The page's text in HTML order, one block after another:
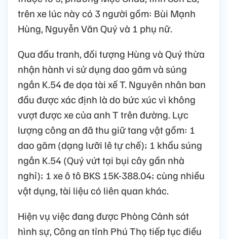
trên xe lúc này có 3 người gồm: Bùi Mạnh
Hùng, Nguyễn Văn Quý và 1 phụ nữ.
Qua đấu tranh, đối tượng Hùng và Quý thừa
nhận hành vi sử dụng dao găm và súng
ngắn K.54 đe dọa tài xế T. Nguyên nhân ban
đầu được xác định là do bức xúc vì không
vượt được xe của anh T trên đường. Lực
lượng công an đã thu giữ tang vật gồm: 1
dao găm (dạng lưỡi lê tự chế); 1 khẩu súng
ngắn K.54 (Quý vứt tại bụi cây gần nhà
nghỉ); 1 xe ô tô BKS 15K-388.04; cùng nhiều
vật dụng, tài liệu có liên quan khác.
Hiện vụ việc đang được Phòng Cảnh sát
hình sự, Công an tỉnh Phú Thọ tiếp tục điều